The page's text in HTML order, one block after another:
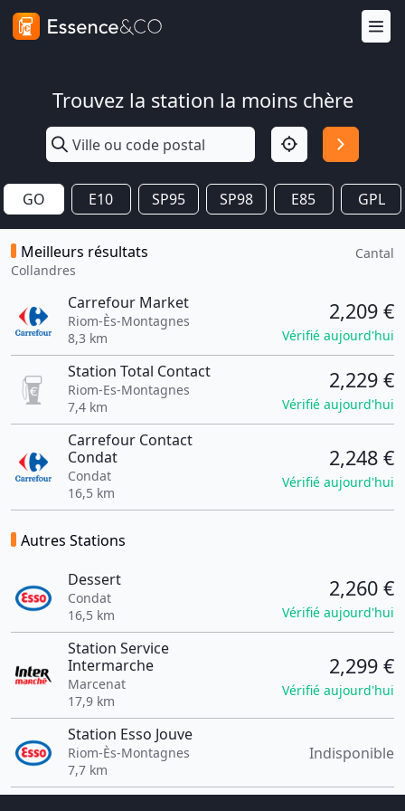
Trouvez la station la moins chère
GO E10 SP95 SP98 E85 GPL
Meilleurs résultats
Collandres
Cantal
Carrefour Market
Riom-Ès-Montagnes
8,3 km
2,209 €
Vérifié aujourd'hui
Station Total Contact
Riom-Es-Montagnes
7,4 km
2,229 €
Vérifié aujourd'hui
Carrefour Contact
Condat
Condat
16,5 km
2,248 €
Vérifié aujourd'hui
Autres Stations
Dessert
Condat
16,5 km
2,260 €
Vérifié aujourd'hui
Station Service
Intermarche
Marcenat
17,9 km
2,299 €
Vérifié aujourd'hui
Station Esso Jouve
Riom-Ès-Montagnes
7,7 km
Indisponible